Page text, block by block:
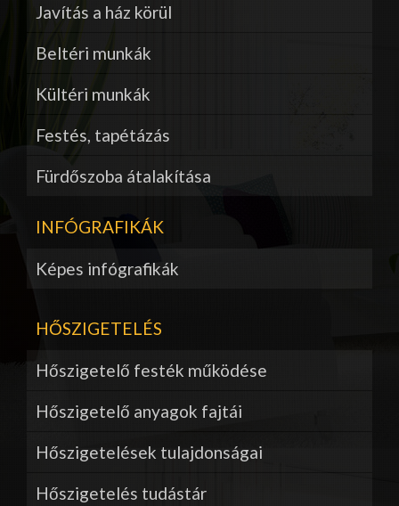
Javítás a ház körül
Beltéri munkák
Kültéri munkák
Festés, tapétázás
Fürdőszoba átalakítása
INFÓGRAFIKÁK
Képes infógrafikák
HŐSZIGETELÉS
Hőszigetelő festék működése
Hőszigetelő anyagok fajtái
Hőszigetelések tulajdonságai
Hőszigetelés tudástár